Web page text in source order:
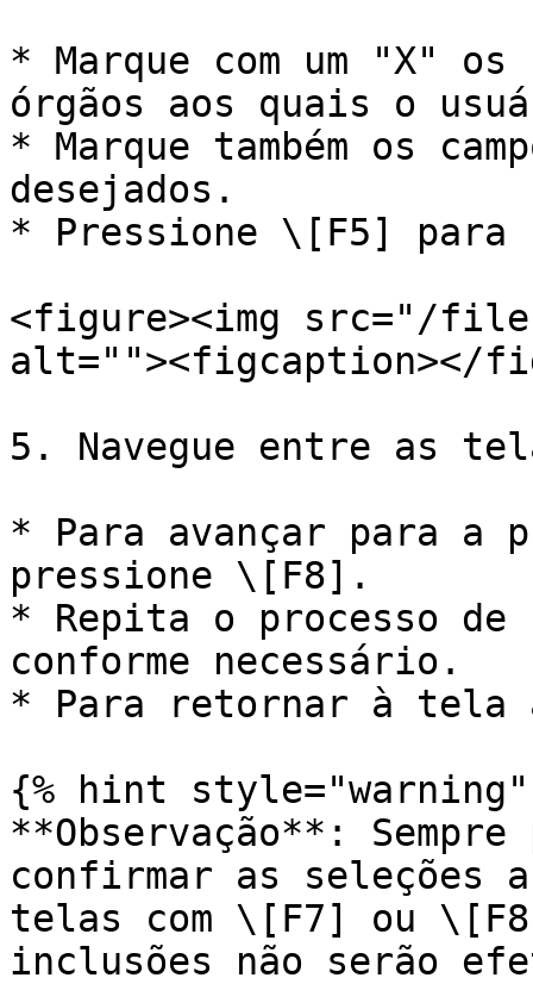
* Marque com um "X" os
órgãos aos quais o
* Marque também os
desejados.
* Pressione \[F5] para
<figure><img src="/
alt=""><figcaption></
5. Navegue entre as
* Para avançar para a
pressione \[F8].
* Repita o processo de
conforme necessário.
* Para retornar à
{% hint style="warning"
**Observação**:
confirmar as seleções
telas com \[F7] ou
inclusões não serão